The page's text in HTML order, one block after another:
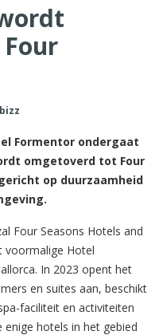
Formentor ondergaat
omgetoverd tot Four
op duurzaamheid
Four Seasons Hotels and
voormalige Hotel
In 2023 opent het
en suites aan, beschikt
faciliteit en activiteiten
enige hotels in het gebied